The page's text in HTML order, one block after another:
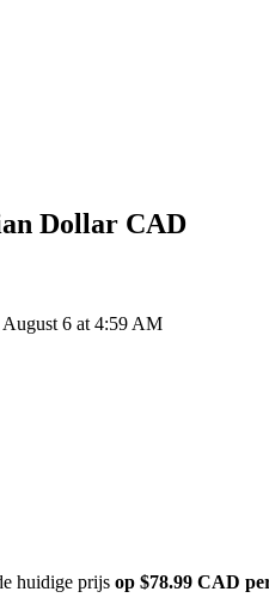
Dollar CAD
6 at 4:59 AM
huidige prijs op $78.99 CAD